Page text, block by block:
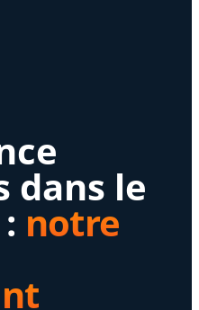
dans le
notre